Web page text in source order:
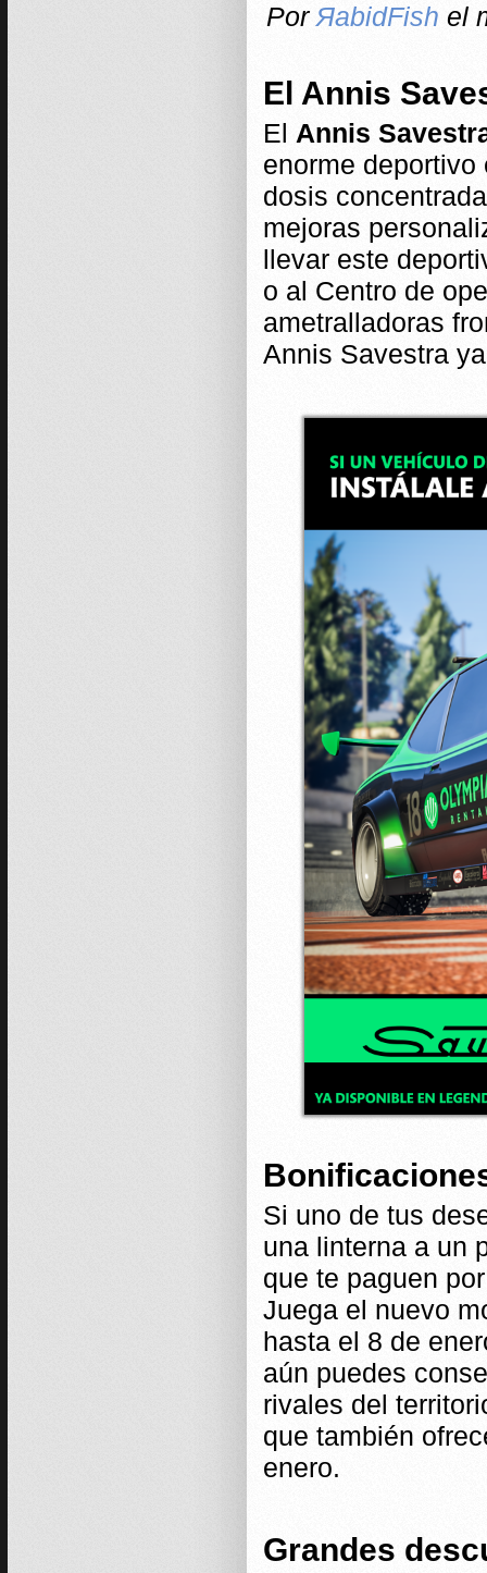
Por ЯabidFish el
El Annis
El Annis
enorme
dosis
mejoras
llevar este
o al Centro de
ametralladoras
Annis Savestra
Si uno de tus
una linterna a un
que te paguen
Juega el nuevo
hasta el 8 de
aún puedes
rivales del
que también
enero.
Grandes